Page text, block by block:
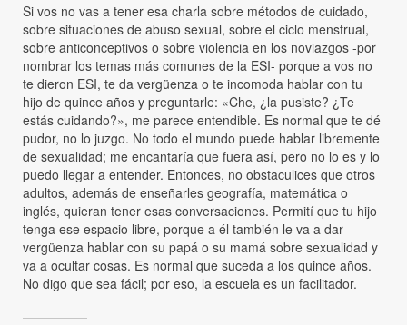
Si vos no vas a tener esa charla sobre métodos de cuidado,
sobre situaciones de abuso sexual, sobre el ciclo menstrual,
sobre anticonceptivos o sobre violencia en los noviazgos -por
nombrar los temas más comunes de la ESI- porque a vos no
te dieron ESI, te da vergüenza o te incomoda hablar con tu
hijo de quince años y preguntarle: «Che, ¿la pusiste? ¿Te
estás cuidando?», me parece entendible. Es normal que te dé
pudor, no lo juzgo. No todo el mundo puede hablar libremente
de sexualidad; me encantaría que fuera así, pero no lo es y lo
puedo llegar a entender. Entonces, no obstaculices que otros
adultos, además de enseñarles geografía, matemática o
inglés, quieran tener esas conversaciones. Permití que tu hijo
tenga ese espacio libre, porque a él también le va a dar
vergüenza hablar con su papá o su mamá sobre sexualidad y
va a ocultar cosas. Es normal que suceda a los quince años.
No digo que sea fácil; por eso, la escuela es un facilitador.